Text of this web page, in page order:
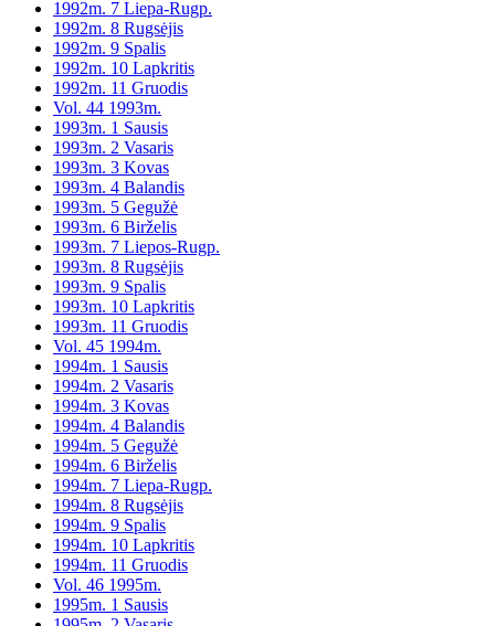
1992m. 7 Liepa-Rugp.
1992m. 8 Rugsėjis
1992m. 9 Spalis
1992m. 10 Lapkritis
1992m. 11 Gruodis
Vol. 44 1993m.
1993m. 1 Sausis
1993m. 2 Vasaris
1993m. 3 Kovas
1993m. 4 Balandis
1993m. 5 Gegužė
1993m. 6 Birželis
1993m. 7 Liepos-Rugp.
1993m. 8 Rugsėjis
1993m. 9 Spalis
1993m. 10 Lapkritis
1993m. 11 Gruodis
Vol. 45 1994m.
1994m. 1 Sausis
1994m. 2 Vasaris
1994m. 3 Kovas
1994m. 4 Balandis
1994m. 5 Gegužė
1994m. 6 Birželis
1994m. 7 Liepa-Rugp.
1994m. 8 Rugsėjis
1994m. 9 Spalis
1994m. 10 Lapkritis
1994m. 11 Gruodis
Vol. 46 1995m.
1995m. 1 Sausis